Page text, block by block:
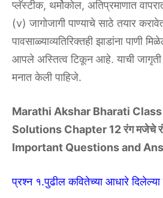
प्लॅस्टीक, थर्मोकोल, अतिप्रमाणात
(v) जागोजागी पाण्याचे साठे तयार
पावसाळ्याव्यतिरिक्तही झाडांना पाणी
आपले अस्तित्व टिकून आहे. याची जागृती
मनात केली पाहिजे.
Marathi Akshar Bharati
Solutions Chapter 12 रंग मजेचे
Important Questions and
प्रश्न १.पुढील कवितेच्या आधारे